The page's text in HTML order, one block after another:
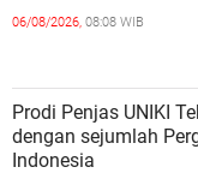
06/08/2026, 08:08 WIB
Prodi Penjas UNIKI
dengan sejumlah
Indonesia